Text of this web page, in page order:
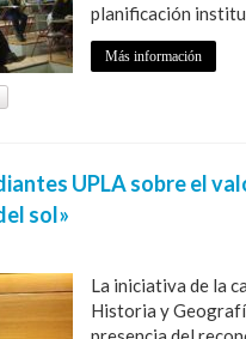
planificación
Más información
UPLA sobre el
sol»
La iniciativa de la
Historia y